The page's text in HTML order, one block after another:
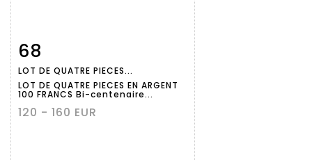
détaillée
68
LOT DE QUATRE PIECES...
LOT DE QUATRE PIECES EN ARGENT
100 FRANCS Bi-centenaire...
120 - 160 EUR